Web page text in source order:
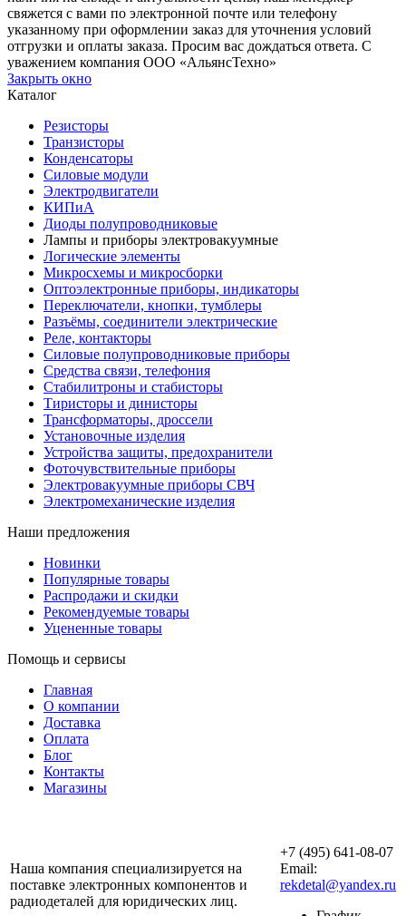
свяжется с вами по электронной почте или телефону
указанному при оформлении заказ для уточнения условий
отгрузки и оплаты заказа. Просим вас дождаться ответа. С
уважением компания ООО «АльянсТехно»
Закрыть окно
Каталог
Резисторы
Транзисторы
Конденсаторы
Силовые модули
Электродвигатели
КИПиА
Диоды полупроводниковые
Лампы и приборы электровакуумные
Логические элементы
Микросхемы и микросборки
Оптоэлектронные приборы, индикаторы
Переключатели, кнопки, тумблеры
Разъёмы, соединители электрические
Реле, контакторы
Силовые полупроводниковые приборы
Средства связи, телефония
Стабилитроны и стабисторы
Тиристоры и динисторы
Трансформаторы, дроссели
Установочные изделия
Устройства защиты, предохранители
Фоточувствительные приборы
Электровакуумные приборы СВЧ
Электромеханические изделия
Наши предложения
Новинки
Популярные товары
Распродажи и скидки
Рекомендуемые товары
Уцененные товары
Помощь и сервисы
Главная
О компании
Доставка
Оплата
Блог
Контакты
Магазины
Наша компания специализируется на
поставке электронных компонентов и
радиодеталей для юридических лиц.
+7 (495) 641-08-07
Email:
rekdetal@yandex.ru